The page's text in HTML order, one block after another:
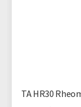
TA HR30